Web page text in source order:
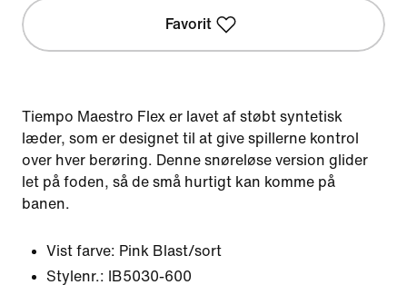
Favorit
Tiempo Maestro Flex er lavet af støbt syntetisk
læder, som er designet til at give spillerne kontrol
over hver berøring. Denne snøreløse version glider
let på foden, så de små hurtigt kan komme på
banen.
Vist farve: Pink Blast/sort
Stylenr.:
IB5030-600